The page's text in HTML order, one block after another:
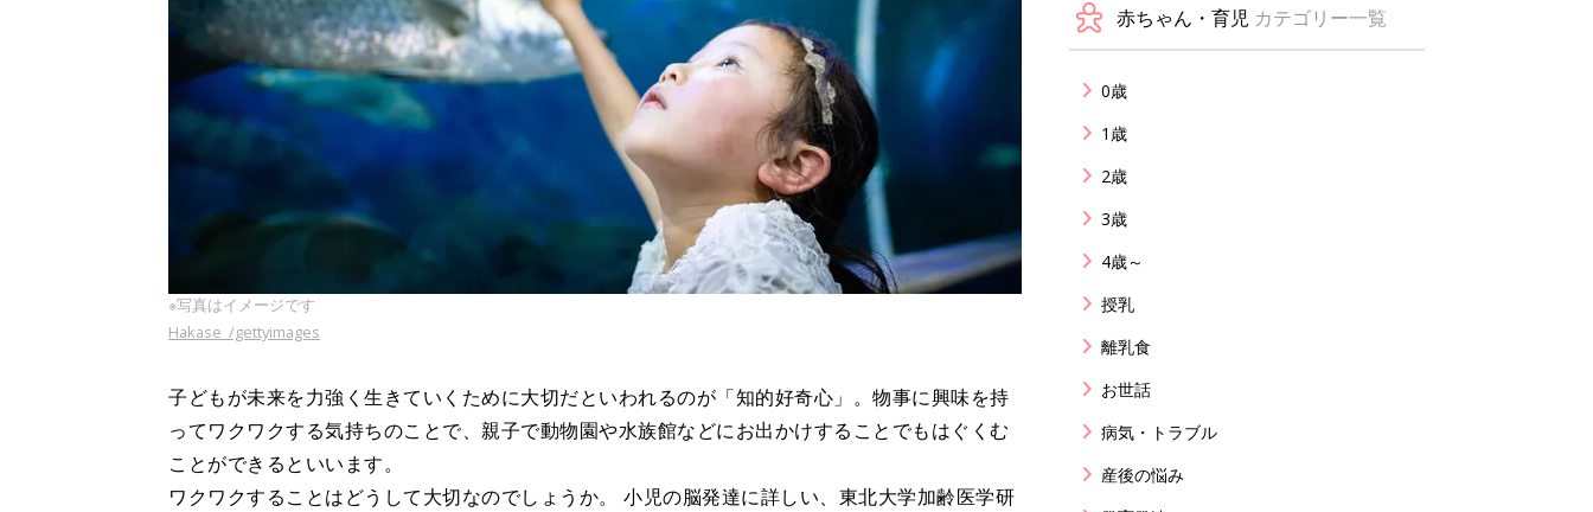
※写真はイメージです
Hakase_/gettyimages
子どもが未来を力強く生きていくために大切だといわれるのが「知的好奇心」。物事に興味を持
ってワクワクする気持ちのことで、親子で動物園や水族館などにお出かけすることでもはぐくむ
ことができるといいます。
ワクワクすることはどうして大切なのでしょうか。 小児の脳発達に詳しい、東北大学加齢医学研
赤ちゃん・育児 カテゴリー一覧
0歳
1歳
2歳
3歳
4歳～
授乳
離乳食
お世話
病気・トラブル
産後の悩み